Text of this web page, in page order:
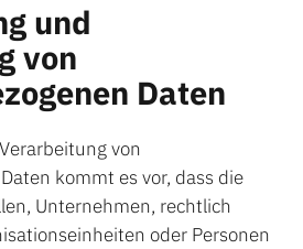
und
von
Daten
von
kommt es vor, dass die
Unternehmen, rechtlich
oder Personen